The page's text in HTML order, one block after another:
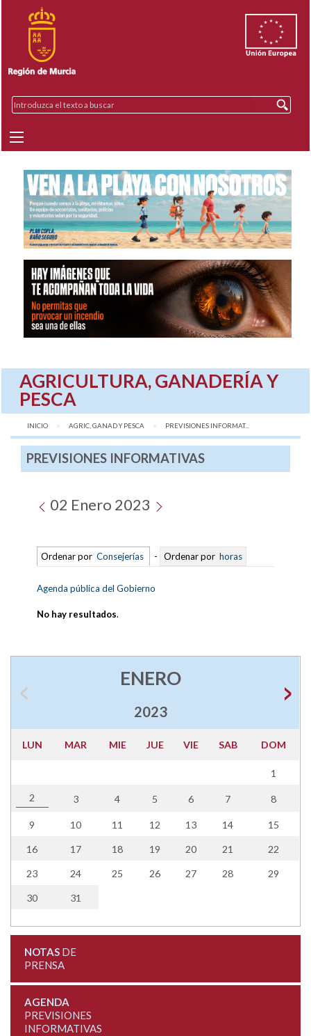
AGRICULTURA, GANADERÍA Y
PESCA
INICIO AGRIC, GANAD Y PESCA AQUÍ:
PREVISIONES INFORMAT...
PREVISIONES INFORMATIVAS
02 Enero 2023
Ordenar por Consejerías - Ordenar por horas
Agenda pública del Gobierno
No hay resultados.
ENERO
2023
LUN MAR MIE JUE VIE SAB DOM
1
2 3 4 5 6 7 8
9 10 11 12 13 14 15
16 17 18 19 20 21 22
23 24 25 26 27 28 29
30 31
NOTASDE
PRENSA
AGENDA
PREVISIONES
INFORMATIVAS